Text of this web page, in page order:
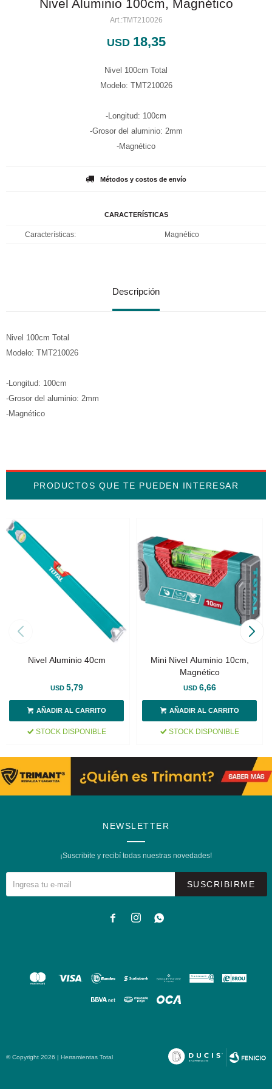
Nivel Aluminio 100cm, Magnético
TMT210026
USD 18,35
Nivel 100cm Total
Modelo: TMT210026
-Longitud: 100cm
-Grosor del aluminio: 2mm
-Magnético
Métodos y costos de envío
CARACTERÍSTICAS
Características Magnético
Descripción
Nivel 100cm Total
Modelo: TMT210026
-Longitud: 100cm
-Grosor del aluminio: 2mm
-Magnético
PRODUCTOS QUE TE PUEDEN INTERESAR
Nivel Aluminio 40cm
USD 5,79
STOCK DISPONIBLE
Mini Nivel Aluminio 10cm,
Magnético
USD 6,66
STOCK DISPONIBLE
NEWSLETTER
¡Suscribite y recibí todas nuestras novedades!
SUSCRIBIRME
  
© Copyright 2026 | Herramientas Total